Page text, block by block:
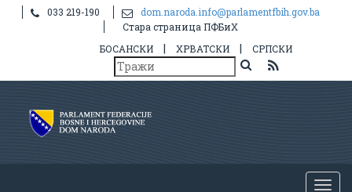
033 219-190
dom.naroda.info@parlamentfbih.gov.ba
Стара страница ПФБиХ
БОСАНСКИ
| ХРВАТСКИ | СРПСКИ